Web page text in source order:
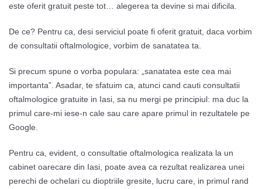
este oferit gratuit peste tot… alegerea ta devine si mai dificila.
De ce? Pentru ca, desi serviciul poate fi oferit gratuit, daca vorbim
de consultatii oftalmologice, vorbim de sanatatea ta.
Si precum spune o vorba populara: „sanatatea este cea mai
importanta”. Asadar, te sfatuim ca, atunci cand cauti consultatii
oftalmologice gratuite in Iasi, sa nu mergi pe principiul: ma duc la
primul care-mi iese-n cale sau care apare primul in rezultatele pe
Google.
Pentru ca, evident, o consultatie oftalmologica realizata la un
cabinet oarecare din Iasi, poate avea ca rezultat realizarea unei
perechi de ochelari cu dioptriile gresite, lucru care, in primul rand